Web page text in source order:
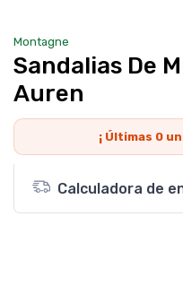
Montagne
Sandalias De
Auren
¡ Últimas 0
Calculadora de